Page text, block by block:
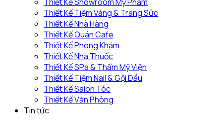
Thiết Kế Tiệm Vàng & Trang Sức
Thiết Kế Nhà Hàng
Thiết Kế Quán Cafe
Thiết Kế Phòng Khám
Thiết Kế Nhà Thuốc
Thiết Kế SPa & Thẩm Mỹ Viện
Thiết Kế Tiệm Nail & Gội Đầu
Thiết Kế Salon Tóc
Thiết Kế Văn Phòng
Tin tức